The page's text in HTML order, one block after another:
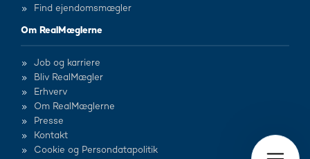
Find ejendomsmægler
Om RealMæglerne
Job og karriere
Bliv RealMægler
Erhverv
Om RealMæglerne
Presse
Kontakt
Cookie og Persondatapolitik